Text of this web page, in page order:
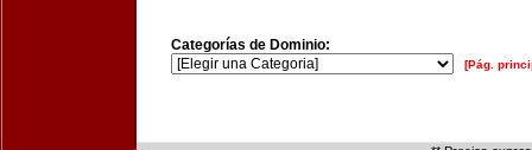
Categorías de Dominio:
[Pág.